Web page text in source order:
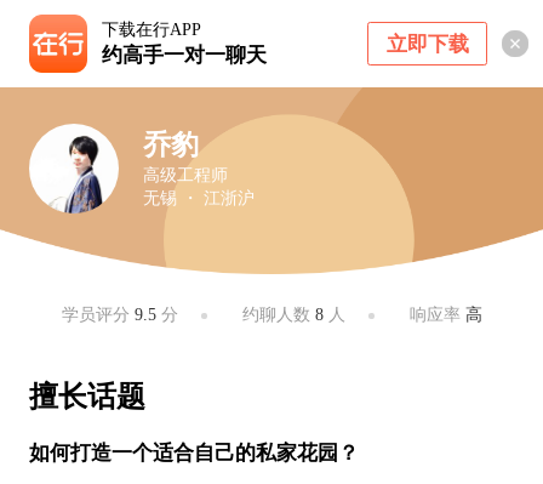
下载在行APP
约高手一对一聊天 立即下载
乔豹
高级工程师
无锡 ・ 江浙沪
学员评分 9.5分 约聊人数 8人 响应率 高
擅长话题
如何打造一个适合自己的私家花园？